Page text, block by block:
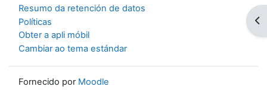
Resumo da retención de datos
Políticas
Obter a apli móbil
Cambiar ao tema estándar
Fornecido por Moodle